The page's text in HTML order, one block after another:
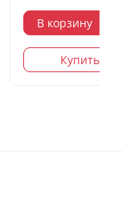
В корзину
Купить в